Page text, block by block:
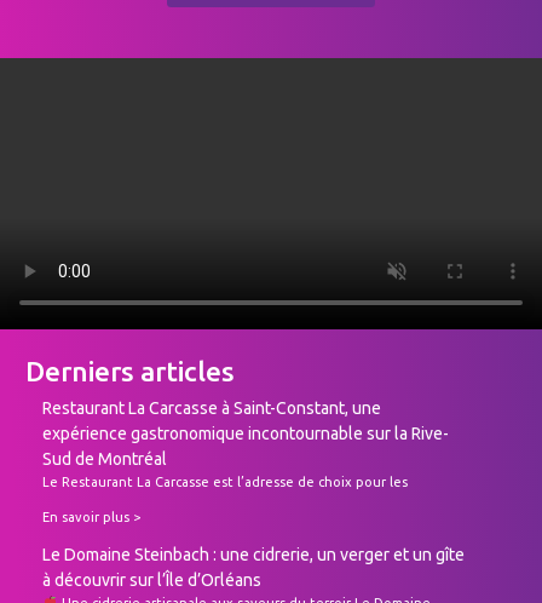
Derniers articles
Restaurant La Carcasse à Saint-Constant, une
expérience gastronomique incontournable sur la Rive-
Sud de Montréal
Le Restaurant La Carcasse est l’adresse de choix pour les
de Saint-Constant, ce restaurant chaleureux propose une cuisine
viande maturées à la perfection, des burgers gourmets, et des
côtes levées qui fondent en bouche.
En savoir plus >
Le Domaine Steinbach : une cidrerie, un verger et un gîte
à découvrir sur l’Île d’Orléans